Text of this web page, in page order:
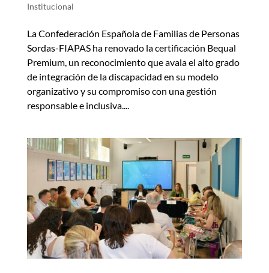
Institucional
La Confederación Española de Familias de Personas
Sordas-FIAPAS ha renovado la certificación Bequal
Premium, un reconocimiento que avala el alto grado
de integración de la discapacidad en su modelo
organizativo y su compromiso con una gestión
responsable e inclusiva....